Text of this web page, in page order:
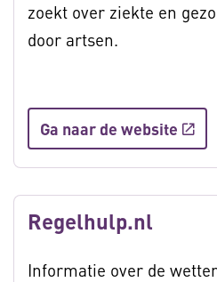
zoekt over ziekte en
door artsen.
Ga naar de website
Regelhulp.nl
Informatie over de